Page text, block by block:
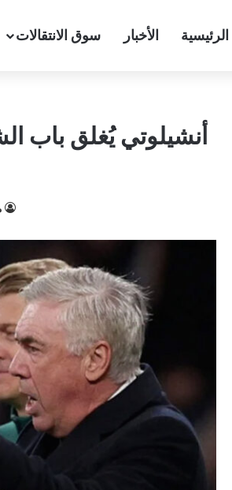
الرئيسية الأخبار سوق الانتقالات
أنشيلوتي يُغلق باب